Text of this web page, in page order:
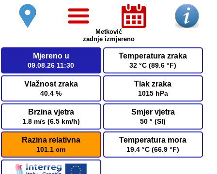
Metković
zadnje izmjereno
Mjereno u
09.08.26 11:30
Temperatura zraka
32 °C (89.6 °F)
Vlažnost zraka
40.4 %
Tlak zraka
1015 hPa
Brzina vjetra
1.8 m/s (6.5 km/h)
Smjer vjetra
50 ° (SI)
Razina relativna
101.1 cm
Temperatura mora
19.4 °C (66.9 °F)